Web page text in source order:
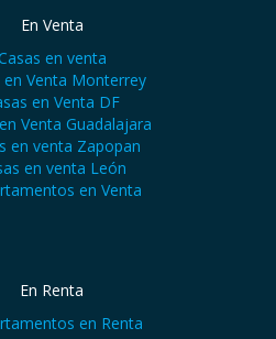
En Venta
Casas en venta
en Venta Monterrey
en Venta DF
Venta Guadalajara
en venta Zapopan
en venta León
en Venta
En Renta
en Renta